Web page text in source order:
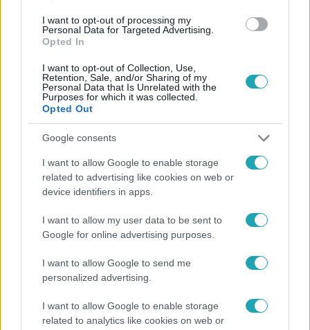
I want to opt-out of processing my
Personal Data for Targeted Advertising.
Opted In
I want to opt-out of Collection, Use,
Retention, Sale, and/or Sharing of my
Personal Data that Is Unrelated with the
Purposes for which it was collected.
Opted Out
Google consents
I want to allow Google to enable storage
related to advertising like cookies on web or
device identifiers in apps.
I want to allow my user data to be sent to
Google for online advertising purposes.
I want to allow Google to send me
personalized advertising.
I want to allow Google to enable storage
related to analytics like cookies on web or
vállalkozó Garden App nevű alkalmazását hozta el a
Cápáknak, amely egy kertlátványtervező program
fotóinkra tudunk kiválasztani objektumokat. Lili célja,
hogy Európa meghatározó kertészeti digitális platformja
legyen az applikációja, melyhez szakmai mentorálásra és
15 millió forintra lenne szüksége 15% tulajdonrészért
cserébe.
Nyolc év után ma ezzel az új termékkel robbanthat
az Apple
Az Apple minden évben bemutat iPhone-okat vagy Apple
Watch-okat, vagy új MacBookokat, de igazán forradalmi,